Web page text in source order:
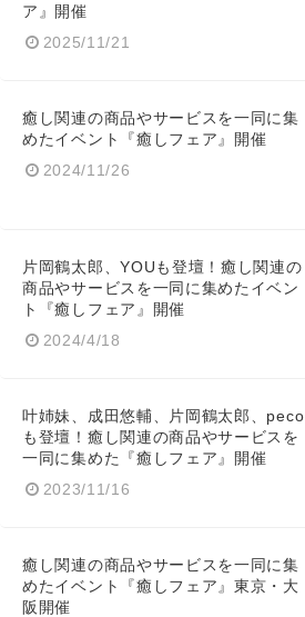
ア』開催
2025/11/21
癒し関連の商品やサービスを一同に集
めたイベント『癒しフェア』開催
2024/11/26
片岡鶴太郎、YOUも登壇！癒し関連の
商品やサービスを一同に集めたイベン
ト『癒しフェア』開催
2024/4/18
叶姉妹、成田悠輔、片岡鶴太郎、peco
も登壇！癒し関連の商品やサービスを
一同に集めた『癒しフェア』開催
2023/11/16
癒し関連の商品やサービスを一同に集
めたイベント『癒しフェア』東京・大
阪開催